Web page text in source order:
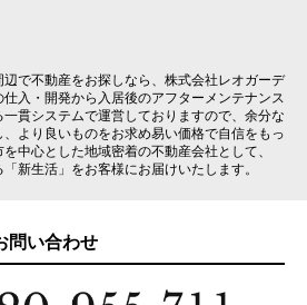
で不動産をお探しなら、株式会社レオガーデ
入・開発から入居後のアフターメンテナンス
貫システムで運営しておりますので、余分な
より良いものをお求め易い価格で自信をもっ
中心とした地域密着の不動産会社として、
新生活」をお客様にお届けいたします。
問い合わせ